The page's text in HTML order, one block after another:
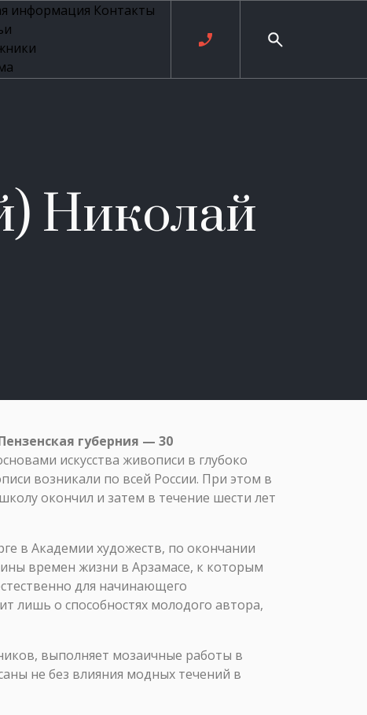
информация Контакты
Николай
губерния — 30
искусства живописи в глубоко
возникали по всей России. При этом в
окончил и затем в течение шести лет
в Академии художеств, по окончании
времен жизни в Арзамасе, к которым
для начинающего
лишь о способностях молодого автора,
выполняет мозаичные работы в
не без влияния модных течений в